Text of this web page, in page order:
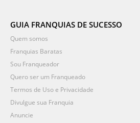
GUIA FRANQUIAS DE SUCESSO
Quem somos
Franquias Baratas
Sou Franqueador
Quero ser um Franqueado
Termos de Uso e Privacidade
Divulgue sua Franquia
Anuncie